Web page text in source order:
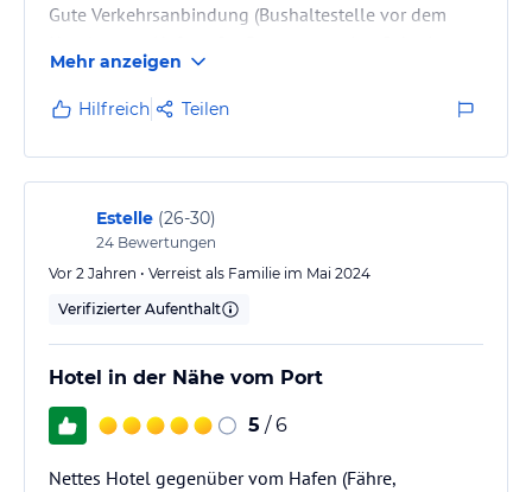
Gute Verkehrsanbindung (Bushaltestelle vor dem
entfernt) - Alles in Allem ein schöner Aufenthalt
Mehr anzeigen
Hilfreich Teilen
Estelle (26-30)
24 Bewertungen
Vor 2 Jahren • Verreist als Familie im Mai 2024
Verifizierter Aufenthalt
Hotel in der Nähe vom Port
5 / 6
Nettes Hotel gegenüber vom Hafen (Fähre,